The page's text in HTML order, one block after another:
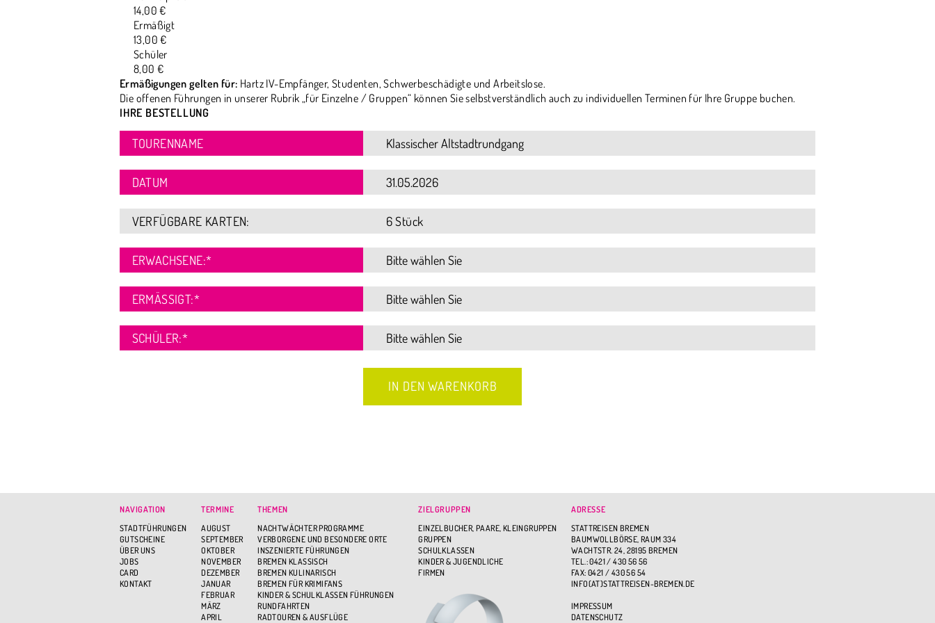
14,00 €
Ermäßigt
13,00 €
Schüler
8,00 €
Ermäßigungen gelten für: Hartz IV-Empfänger, Studenten, Schwerbeschädigte und Arbeitslose.
Die offenen Führungen in unserer Rubrik „für Einzelne / Gruppen“ können Sie selbstverständlich auch zu individuellen Terminen für Ihre Gruppe buchen.
IHRE BESTELLUNG
TOURENNAME
DATUM
VERFÜGBARE KARTEN: 6 Stück
ERWACHSENE:*
ERMÄSSIGT: *
SCHÜLER:*
NAVIGATION
STADTFÜHRUNGEN
GUTSCHEINE
ÜBER UNS
JOBS
CARD
KONTAKT
TERMINE
AUGUST
SEPTEMBER
OKTOBER
NOVEMBER
DEZEMBER
JANUAR
FEBRUAR
MÄRZ
APRIL
THEMEN
NACHTWÄCHTER PROGRAMME
VERBORGENE UND BESONDERE ORTE
INSZENIERTE FÜHRUNGEN
BREMEN KLASSISCH
BREMEN KULINARISCH
BREMEN FÜR KRIMIFANS
KINDER & SCHULKLASSEN FÜHRUNGEN
RUNDFAHRTEN
RADTOUREN & AUSFLÜGE
ZIELGRUPPEN
EINZELBUCHER, PAARE, KLEINGRUPPEN
GRUPPEN
SCHULKLASSEN
KINDER & JUGENDLICHE
FIRMEN
ADRESSE
STATTREISEN BREMEN
BAUMWOLLBÖRSE, RAUM 334
WACHTSTR. 24, 28195 BREMEN
TEL.: 0421 / 430 56 56
FAX: 0421 / 430 56 54
INFO(AT)STATTREISEN-BREMEN.DE
IMPRESSUM
DATENSCHUTZ